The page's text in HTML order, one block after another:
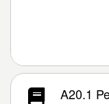
A20.1